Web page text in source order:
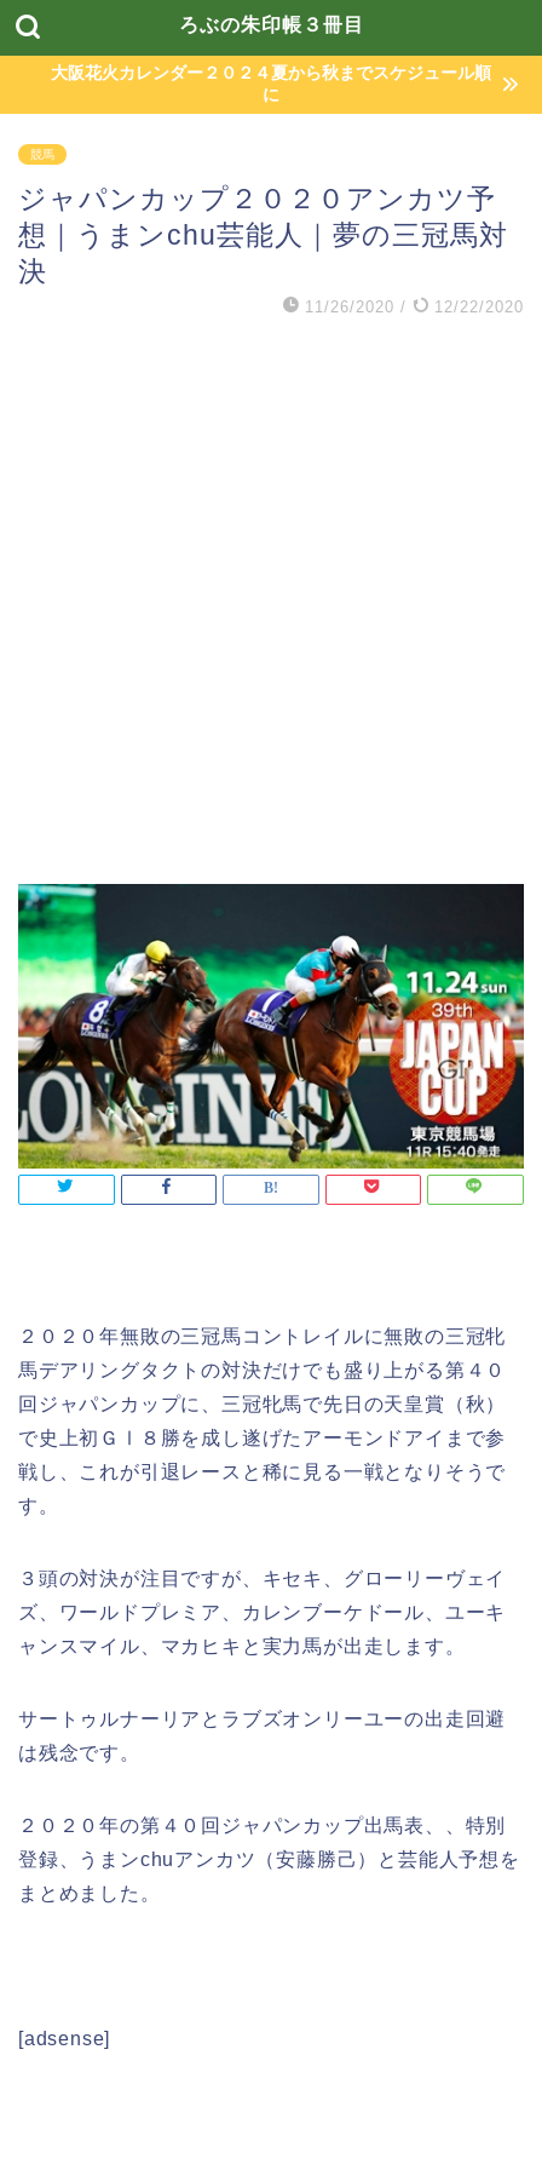
ろぶの朱印帳３冊目
大阪花火カレンダー２０２４夏から秋までスケジュール順
に
競馬
ジャパンカップ２０２０アンカツ予
想｜うまンchu芸能人｜夢の三冠馬対
決
11/26/2020 / 12/22/2020
２０２０年無敗の三冠馬コントレイルに無敗の三冠牝
馬デアリングタクトの対決だけでも盛り上がる第４０
回ジャパンカップに、三冠牝馬で先日の天皇賞（秋）
で史上初ＧⅠ８勝を成し遂げたアーモンドアイまで参
戦し、これが引退レースと稀に見る一戦となりそうで
す。
３頭の対決が注目ですが、キセキ、グローリーヴェイ
ズ、ワールドプレミア、カレンブーケドール、ユーキ
ャンスマイル、マカヒキと実力馬が出走します。
サートゥルナーリアとラブズオンリーユーの出走回避
は残念です。
２０２０年の第４０回ジャパンカップ出馬表、、特別
登録、うまンchuアンカツ（安藤勝己）と芸能人予想を
まとめました。
[adsense]